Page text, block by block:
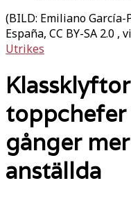
(BILD: Emiliano García-
España, CC BY-SA 2.0 ,
Utrikes
toppchefer
gånger
anställda